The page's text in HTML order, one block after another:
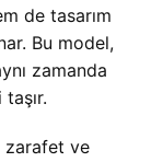
de tasarım
Bu model,
zamanda
zarafet ve